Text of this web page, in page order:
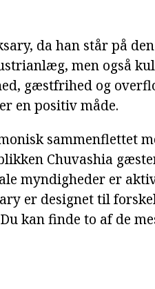
da han står på
men også
gæstfrihed og
en positiv måde.
sammenflettet
Chuvashia
myndigheder er
er designet til
kan finde to af de